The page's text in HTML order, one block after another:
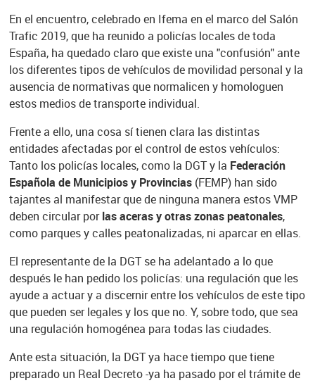
En el encuentro, celebrado en Ifema en el marco del Salón
Trafic 2019, que ha reunido a policías locales de toda
España, ha quedado claro que existe una "confusión" ante
los diferentes tipos de vehículos de movilidad personal y la
ausencia de normativas que normalicen y homologuen
estos medios de transporte individual.
Frente a ello, una cosa sí tienen clara las distintas
entidades afectadas por el control de estos vehículos:
Tanto los policías locales, como la DGT y la Federación
Española de Municipios y Provincias (FEMP) han sido
tajantes al manifestar que de ninguna manera estos VMP
deben circular porlas aceras y otras zonas peatonales,
como parques y calles peatonalizadas, ni aparcar en ellas.
El representante de la DGT se ha adelantado a lo que
después le han pedido los policías: una regulación que les
ayude a actuar y a discernir entre los vehículos de este tipo
que pueden ser legales y los que no. Y, sobre todo, que sea
una regulación homogénea para todas las ciudades.
Ante esta situación, la DGT ya hace tiempo que tiene
preparado un Real Decreto -ya ha pasado por el trámite de